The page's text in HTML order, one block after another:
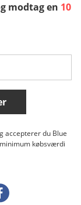
Norge
modtag en 10
accepterer du Blue
købsværdi